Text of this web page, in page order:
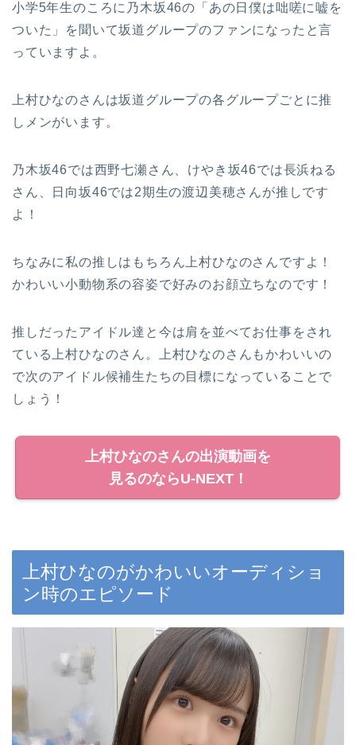
小学5年生のころに乃木坂46の「あの日僕は咄嗟に嘘を
ついた」を聞いて坂道グループのファンになったと言
っていますよ。
上村ひなのさんは坂道グループの各グループごとに推
しメンがいます。
乃木坂46では西野七瀬さん、けやき坂46では長浜ねる
さん、日向坂46では2期生の渡辺美穂さんが推しです
よ！
ちなみに私の推しはもちろん上村ひなのさんですよ！
かわいい小動物系の容姿で好みのお顔立ちなのです！
推しだったアイドル達と今は肩を並べてお仕事をされ
ている上村ひなのさん。上村ひなのさんもかわいいの
で次のアイドル候補生たちの目標になっていることで
しょう！
上村ひなのさんの出演動画を
見るのならU-NEXT！
上村ひなのがかわいいオーディショ
ン時のエピソード